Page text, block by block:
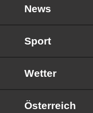
News
Sport
Wetter
Österreich